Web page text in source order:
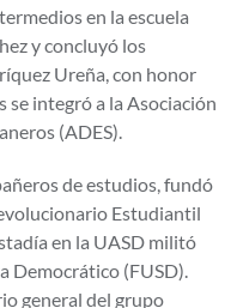
en la escuela
y concluyó los
Ureña, con honor
se integró a la Asociación
(ADES).
de estudios, fundó
Estudiantil
en la UASD militó
Democrático (FUSD).
general del grupo